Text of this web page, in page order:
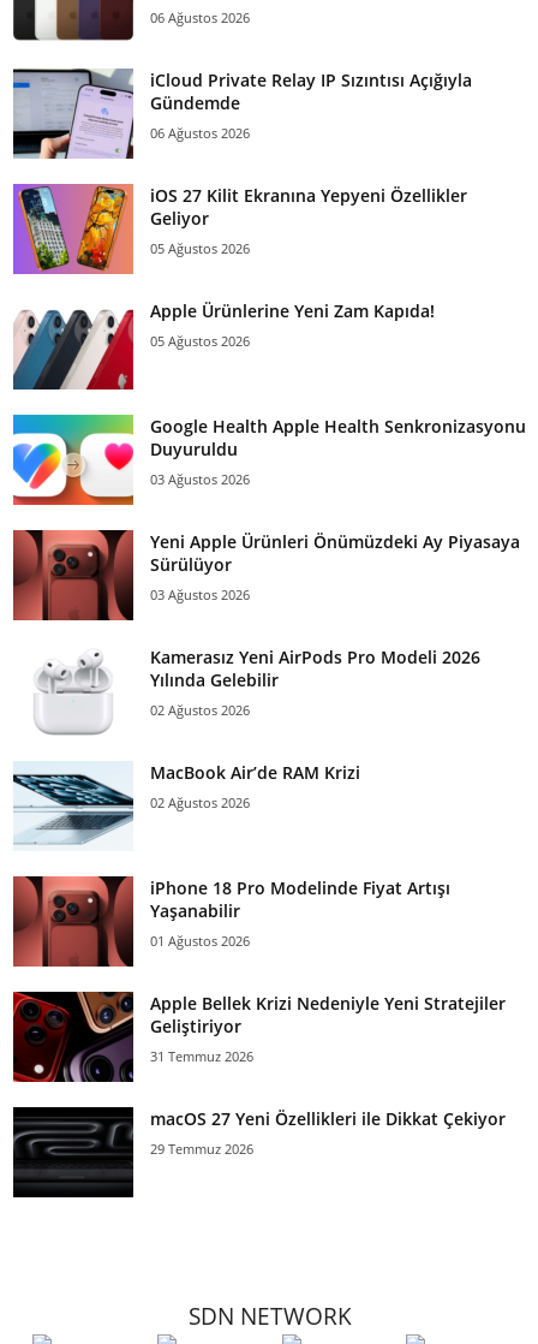
06 Ağustos 2026
iCloud Private Relay IP Sızıntısı Açığıyla
Gündemde
06 Ağustos 2026
iOS 27 Kilit Ekranına Yepyeni Özellikler
Geliyor
05 Ağustos 2026
Apple Ürünlerine Yeni Zam Kapıda!
05 Ağustos 2026
Google Health Apple Health Senkronizasyonu
Duyuruldu
03 Ağustos 2026
Yeni Apple Ürünleri Önümüzdeki Ay Piyasaya
Sürülüyor
03 Ağustos 2026
Kamerasız Yeni AirPods Pro Modeli 2026
Yılında Gelebilir
02 Ağustos 2026
MacBook Air’de RAM Krizi
02 Ağustos 2026
iPhone 18 Pro Modelinde Fiyat Artışı
Yaşanabilir
01 Ağustos 2026
Apple Bellek Krizi Nedeniyle Yeni Stratejiler
Geliştiriyor
31 Temmuz 2026
macOS 27 Yeni Özellikleri ile Dikkat Çekiyor
29 Temmuz 2026
SDN NETWORK